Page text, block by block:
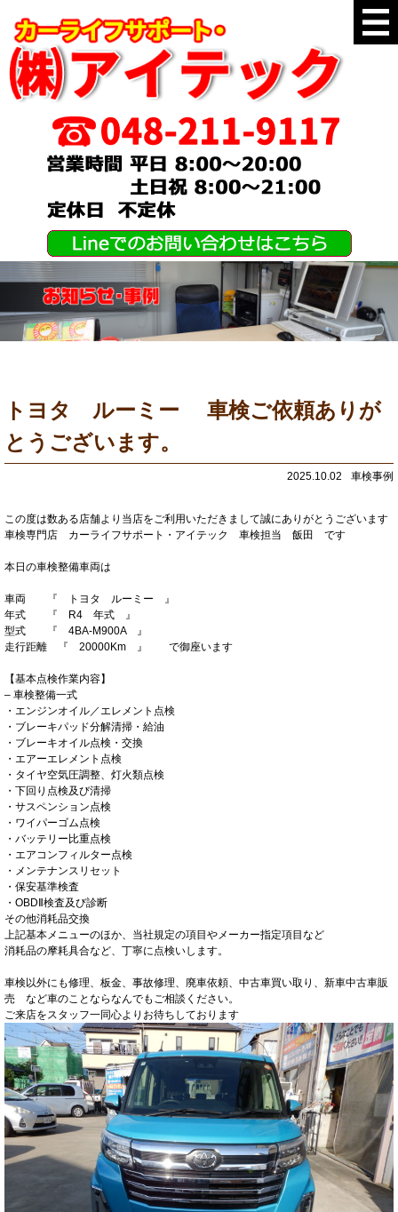
トヨタ ルーミー 車検ご依頼ありが
とうございます。
2025.10.02 車検事例
この度は数ある店舗より当店をご利用いただきまして誠にありがとうございます
車検専門店 カーライフサポート・アイテック 車検担当 飯田 です
本日の車検整備車両は
車両 『 トヨタ ルーミー 』
年式 『 R4 年式 』
型式 『 4BA-M900A 』
走行距離 『 20000Km 』 で御座います
【基本点検作業内容】
– 車検整備一式
・エンジンオイル／エレメント点検
・ブレーキパッド分解清掃・給油
・ブレーキオイル点検・交換
・エアーエレメント点検
・タイヤ空気圧調整、灯火類点検
・下回り点検及び清掃
・サスペンション点検
・ワイパーゴム点検
・バッテリー比重点検
・エアコンフィルター点検
・メンテナンスリセット
・保安基準検査
・OBDⅡ検査及び診断
その他消耗品交換
上記基本メニューのほか、当社規定の項目やメーカー指定項目など
消耗品の摩耗具合など、丁寧に点検いします。
車検以外にも修理、板金、事故修理、廃車依頼、中古車買い取り、新車中古車販
売 など車のことならなんでもご相談ください。
ご来店をスタッフ一同心よりお待ちしております